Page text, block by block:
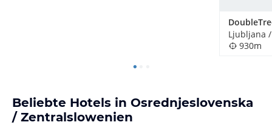
Ljubljana
930m
Beliebte Hotels in Osrednjeslovenska
/ Zentralslowenien